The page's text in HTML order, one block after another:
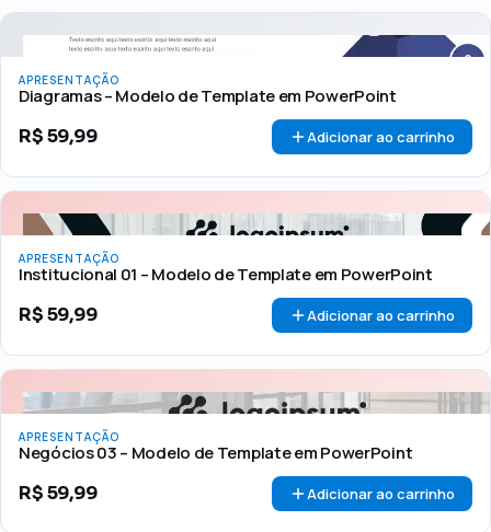
APRESENTAÇÃO
Diagramas – Modelo de Template em PowerPoint
R$59,99 Adicionar ao carrinho
APRESENTAÇÃO
Institucional 01 – Modelo de Template em PowerPoint
R$59,99 Adicionar ao carrinho
APRESENTAÇÃO
Negócios 03 – Modelo de Template em PowerPoint
R$59,99 Adicionar ao carrinho